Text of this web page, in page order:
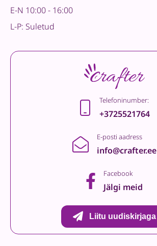
E-N 10:00 - 16:00
L-P: Suletud
Telefoninumber:
+3725521764
E-posti aadress
info@crafter.ee
Facebook
Jälgi meid
Liitu uudiskirjaga